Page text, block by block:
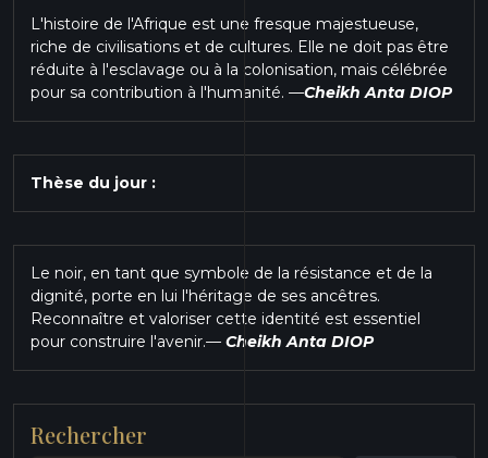
L'histoire de l'Afrique est une fresque majestueuse,
riche de civilisations et de cultures. Elle ne doit pas être
réduite à l'esclavage ou à la colonisation, mais célébrée
pour sa contribution à l'humanité. —Cheikh Anta DIOP
Thèse du jour :
Le noir, en tant que symbole de la résistance et de la
dignité, porte en lui l'héritage de ses ancêtres.
Reconnaître et valoriser cette identité est essentiel
pour construire l'avenir.— Cheikh Anta DIOP
Rechercher